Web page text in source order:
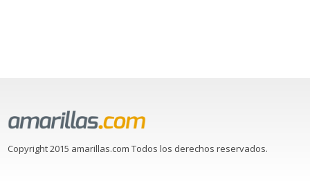
Copyright 2015 amarillas.com Todos los derechos reservados.